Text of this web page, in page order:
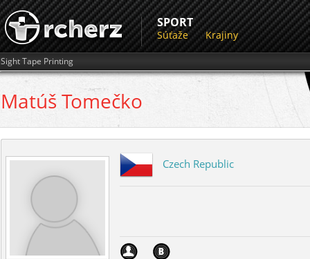
SPORT
Súťaže Krajiny
Sight Tape Printing
Matúš Tomečko
Czech Republic